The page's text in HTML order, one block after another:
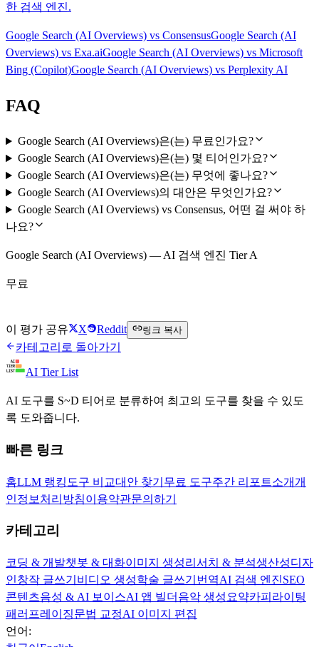
한 검색 엔진.
Google Search (AI Overviews) vs ConsensusGoogle Search (AI
Overviews) vs Exa.aiGoogle Search (AI Overviews) vs Microsoft
Bing (Copilot)Google Search (AI Overviews) vs Perplexity AI
FAQ
Google Search (AI Overviews)은(는) 무료인가요?
Google Search (AI Overviews)은(는) 몇 티어인가요?
Google Search (AI Overviews)은(는) 무엇에 좋나요?
Google Search (AI Overviews)의 대안은 무엇인가요?
Google Search (AI Overviews) vs Consensus, 어떤 걸 써야 하
나요?
Google Search (AI Overviews) — AI 검색 엔진 Tier A
무료
이 평가 공유 X Reddit 링크 복사
카테고리로 돌아가기
AI Tier List
AI 도구를 S~D 티어로 분류하여 최고의 도구를 찾을 수 있도
록 도와줍니다.
빠른 링크
홈LLM 랭킹 도구 비교대안 찾기 무료 도구주간 리포트소개개
인정보처리방침이용약관문의하기
카테고리
코딩 & 개발챗봇 & 대화이미지 생성리서치 & 분석생산성디자
인창작 글쓰기 비디오 생성학술 글쓰기 번역AI 검색 엔진SEO
콘텐츠음성 & AI 보이스AI 앱 빌더 음악 생성 요약카피라이팅
패러프레이징문법 교정AI 이미지 편집
언어: